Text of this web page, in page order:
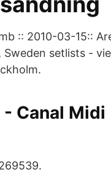
:: 2010-03-15::
setlists -
Canal Midi